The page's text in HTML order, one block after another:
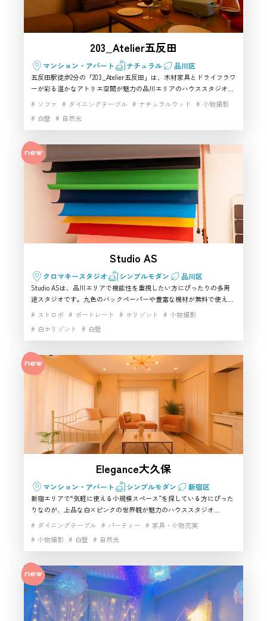
203_Atelier五反田
マンション・アパート ナチュラル 品川区
五反田駅徒歩2分の「203_Atelier五反田」は、木材家具とドライフラワ
ーが彩る温かなアトリエ空間が魅力の品川エリアのハウススタジオで
す。自然光が心地よく入り、生活感とデザイン性のバランスがよい室
内は、ポートレート・商品撮影・ライフスタイルカットに適した撮影
スタジオとして高い評価を受けています。24時間利用可能で使い勝手
がよく、アクセス面も優秀。品川周辺で雰囲気重視のスタジオを探し
ている方に特におすすめできる多用途型のレンタルスペースです。
ソファ ダイニングテーブル ナチュラルウッド
小物撮影
白壁
自然光
Studio AS
クロマキースタジオ シンプルモダン 品川区
Studio ASは、品川エリアで機能性を重視したい方にぴったりの多用
途スタジオです。九色のバックペーパーや豊富な機材が無料で使える
ため、個人から商用まで幅広い制作に対応します。アンティーク調の
背景とホワイトペーパーを使い分けられる構成は、表現の幅を広げた
いクリエイターにも最適。初心者でも扱いやすく、設備面も充実して
いるため、都市型のハウススタジオ的な撮影スタジオを探している方
に特におすすめできる空間です。アクセスも良く、効率よく撮影を進
めたいシーンに活躍します。
ストロボ ポートレート ホリゾント
小物撮影
白ホリゾント
白壁
Elegance大久保
マンション・アパート シンプルモダン 新宿区
新宿エリアで“気軽に使える小規模スペース”を探している方にぴった
りなのが、上品な白×ピンクの世界観が魅力のハウススタジオ
「141_Elegance大久保」。大久保駅徒歩1分という利便性に加え、ベル
ベットソファや大理石風テーブルが映えるため、写真・動画を問わず
作品づくりに活躍します。推し活・女子会・配信収録まで幅広く使え
る柔軟さも特徴で、新宿で落ち着いた撮影スタジオを探す人にとっ
て、雰囲気とアクセスのバランスがとれたおすすめの空間です。
ダイニングテーブル パーティー
家具・小物充実
小物撮影
白壁 自然光